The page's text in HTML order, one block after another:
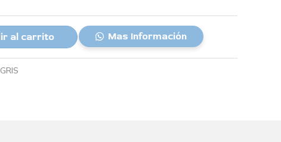
al carrito Mas Información